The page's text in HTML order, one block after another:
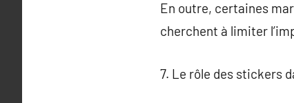
En outre, certaines
cherchent à limiter
7. Le rôle des stickers